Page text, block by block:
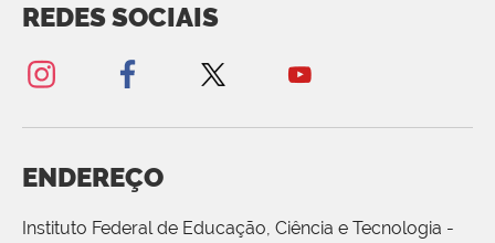
REDES SOCIAIS
ENDEREÇO
Instituto Federal de Educação, Ciência e Tecnologia -